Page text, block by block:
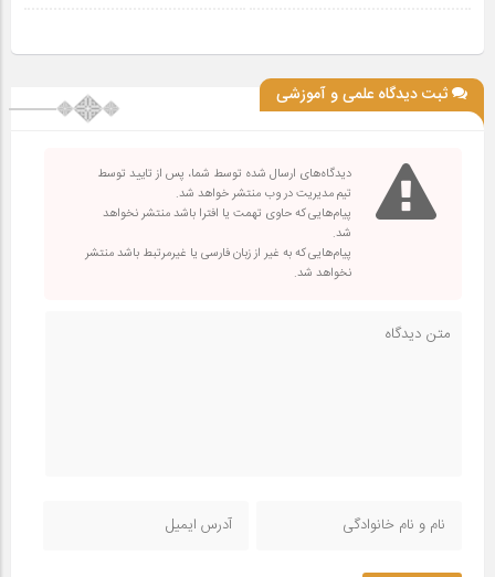
ثبت دیدگاه علمی و آموزشی
دیدگاه‌های ارسال شده توسط شما، پس از تایید توسط
تیم مدیریت در وب منتشر خواهد شد.
پیام‌هایی که حاوی تهمت یا افترا باشد منتشر نخواهد
شد.
پیام‌هایی که به غیر از زبان فارسی یا غیرمرتبط باشد منتشر
نخواهد شد.